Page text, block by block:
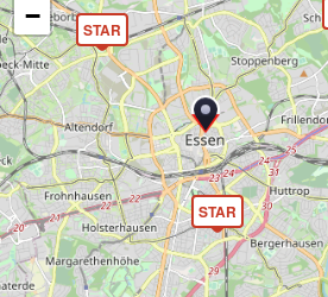
STAR
STAR
−